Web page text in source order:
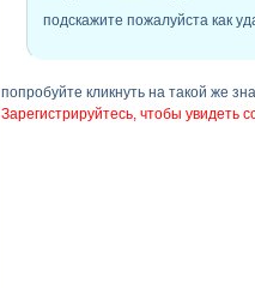
подскажите пожалуйста как
попробуйте кликнуть на такой же
Зарегистрируйтесь, чтобы увидеть